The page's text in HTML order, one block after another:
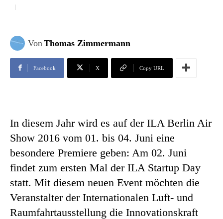
Von Thomas Zimmermann
Facebook X Copy URL
In diesem Jahr wird es auf der ILA Berlin Air
Show 2016 vom 01. bis 04. Juni eine
besondere Premiere geben: Am 02. Juni
findet zum ersten Mal der ILA Startup Day
statt. Mit diesem neuen Event möchten die
Veranstalter der Internationalen Luft- und
Raumfahrtausstellung die Innovationskraft